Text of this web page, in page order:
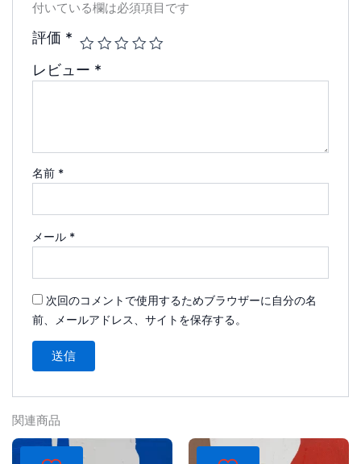
付いている欄は必須項目です
評価 *
レビュー *
名前 *
メール *
次回のコメントで使用するためブラウザーに自分の名
前、メールアドレス、サイトを保存する。
関連商品